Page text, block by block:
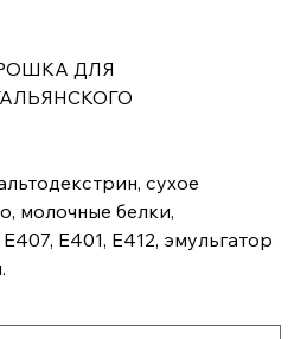
ДЛЯ
сухое
молочные белки,
Е401, Е412, эмульгатор